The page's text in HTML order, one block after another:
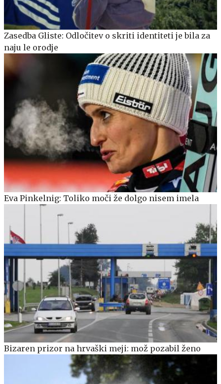
Zasedba Gliste: Odločitev o skriti identiteti je bila za
naju le orodje
Eva Pinkelnig: Toliko moči že dolgo nisem imela
Bizaren prizor na hrvaški meji: mož pozabil ženo